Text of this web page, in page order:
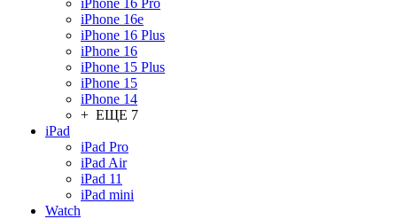
iPhone 16 Pro
iPhone 16e
iPhone 16 Plus
iPhone 16
iPhone 15 Plus
iPhone 15
iPhone 14
+ ЕЩЕ 7
iPad
iPad Pro
iPad Air
iPad 11
iPad mini
Watch